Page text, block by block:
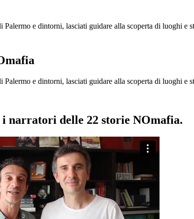
Palermo e dintorni, lasciati guidare alla scoperta di luoghi e
Palermo e dintorni, lasciati guidare alla scoperta di luoghi e
i narratori delle 22 storie NOmafia.